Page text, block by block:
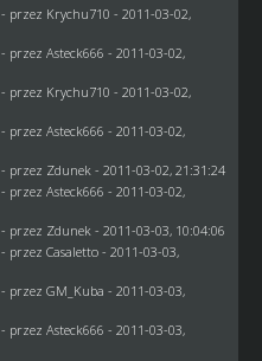
- przez Krychu710 - 2011-03-02,
- przez Asteck666 - 2011-03-02,
- przez Krychu710 - 2011-03-02,
- przez Asteck666 - 2011-03-02,
- przez Zdunek - 2011-03-02, 21:31:24
- przez Asteck666 - 2011-03-02,
- przez Zdunek - 2011-03-03, 10:04:06
- przez Casaletto- 2011-03-03,
- przez GM_Kuba - 2011-03-03,
- przez Asteck666 - 2011-03-03,